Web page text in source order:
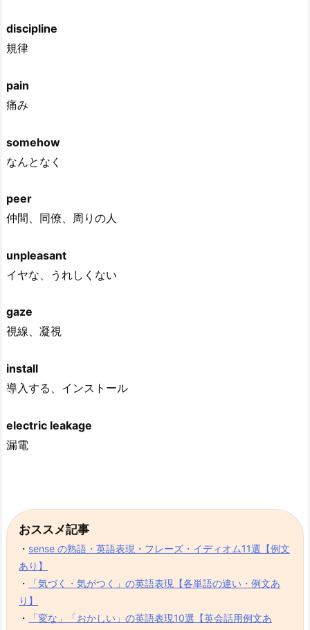
discipline
規律
pain
痛み
somehow
なんとなく
peer
仲間、同僚、周りの人
unpleasant
イヤな、うれしくない
gaze
視線、凝視
install
導入する、インストール
electric leakage
漏電
おススメ記事
・ sense の熟語・英語表現・フレーズ・イディオム11選【例文
あり】
・
「気づく・気がつく」の英語表現【各単語の違い・例文あ
り】
・
「変な」「おかしい」の英語表現10選【英会話用例文あ